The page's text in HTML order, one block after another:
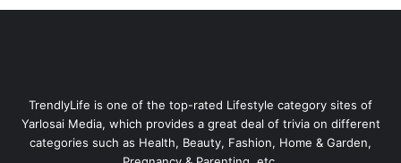
TrendlyLife is one of the top-rated Lifestyle category sites of
Yarlosai Media, which provides a great deal of trivia on different
categories such as Health, Beauty, Fashion, Home & Garden,